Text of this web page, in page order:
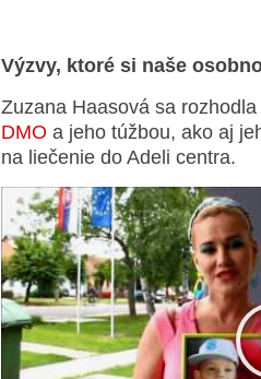
Výzvy, ktoré si naše
Zuzana Haasová sa
DMO a jeho túžbou, ako aj
na liečenie do Adeli centra.